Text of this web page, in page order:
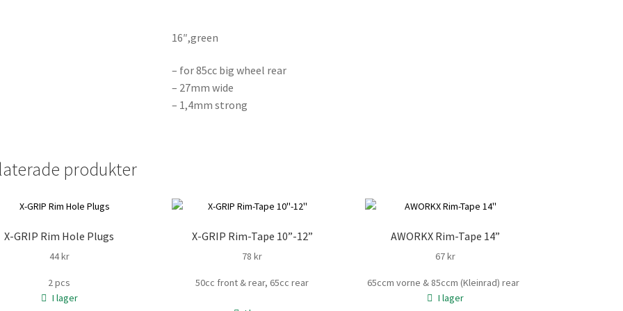
16″,green
– for 85cc big wheel rear
– 27mm wide
– 1,4mm strong
produkter
X-GRIP Rim Hole Plugs
44kr
2 pcs
I lager
X-GRIP Rim-Tape 10”-12”
78kr
50cc front & rear, 65cc rear
AWORKX Rim-Tape 14”
67kr
65ccm vorne & 85ccm (Kleinrad) rear
I lager